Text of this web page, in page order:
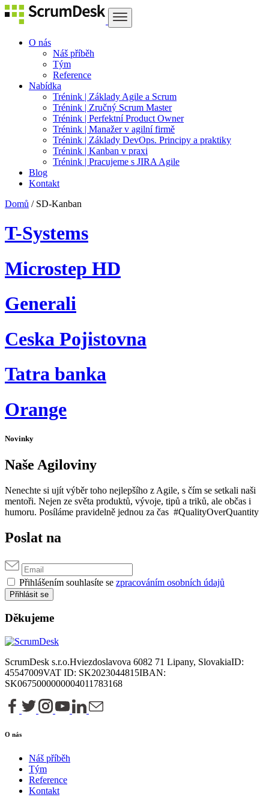
O nás
Náš příběh
Tým
Reference
Nabídka
Trénink | Základy Agile a Scrum
Trénink | Zručný Scrum Master
Trénink | Perfektní Product Owner
Trénink | Manažer v agilní firmě
Trénink | Základy DevOps. Principy a praktiky
Trénink | Kanban v praxi
Trénink | Pracujeme s JIRA Agile
Blog
Kontakt
Domů / SD-Kanban
T-Systems
Microstep HD
Generali
Ceska Pojistovna
Tatra banka
Orange
Novinky
Naše Agiloviny
Nenechte si ujít výběr toho nejlepšího z Agile, s čím se setkali naši
mentoři. Nejen ze světa produktů, vývoje, tipů a triků, ale občas i
humoru. Posíláme pravidelně jednou za čas #QualityOverQuantity
Poslat na
Přihlášením souhlasíte se zpracováním osobních údajů
Přihlásit se
Děkujeme
ScrumDesk s.r.o.Hviezdoslavova 6082 71 Lipany, SlovakiaID:
45547009VAT ID: SK2023044815IBAN:
SK0675000000004011783168
O nás
Náš příběh
Tým
Reference
Kontakt